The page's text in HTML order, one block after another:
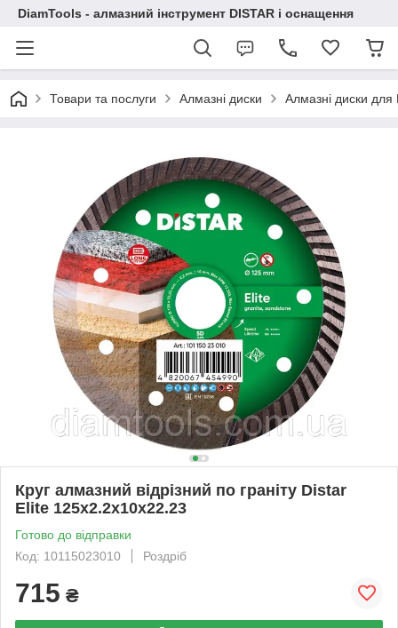
DiamTools - алмазний інструмент DISTAR і оснащення
Товари та послуги Алмазні диски Алмазні диски
Круг алмазний відрізний по граніту Distar
Elite 125x2.2x10x22.23
Готово до відправки
Код: 10115023010
Роздріб
715 ₴